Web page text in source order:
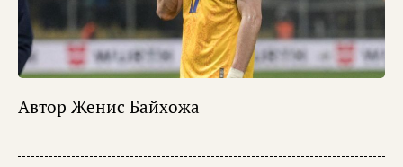
Автор Женис Байхожа